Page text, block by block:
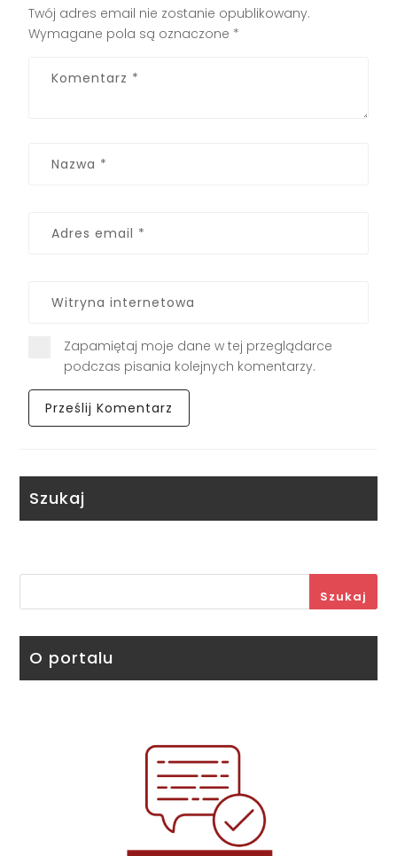
Twój adres email nie zostanie opublikowany.
Wymagane pola są oznaczone *
Zapamiętaj moje dane w tej przeglądarce
podczas pisania kolejnych komentarzy.
Szukaj
Szukaj
O portalu